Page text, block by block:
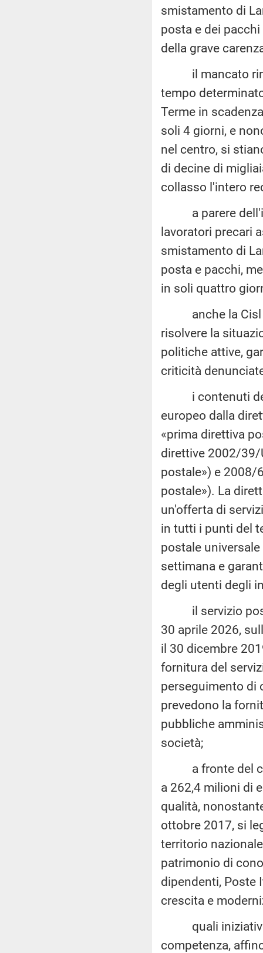
smistamento di
posta e dei
della grave
il mancato
tempo
Terme in
soli 4 giorni, e
nel centro, si
di decine di
collasso l'intero
a parere
lavoratori precari
smistamento di
posta e pacchi,
in soli quattro
anche la Cisl
risolvere la
politiche attive,
criticità
i contenuti del
europeo dalla
«prima direttiva
direttive 2002/39/
postale») e 2008/
postale»). La
un'offerta di
in tutti i punti del
postale
settimana e
degli utenti degli
il servizio
30 aprile 2026,
il 30 dicembre
fornitura del
perseguimento di
prevedono la
pubbliche
società;
a fronte del
a 262,4 milioni di
qualità,
ottobre 2017, si
territorio
patrimonio di
dipendenti, Poste
crescita e
quali iniziative
competenza,